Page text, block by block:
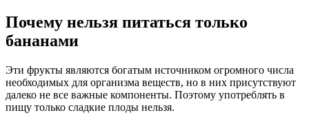
Почему нельзя питаться только
бананами
Эти фрукты являются богатым источником огромного числа
необходимых для организма веществ, но в них присутствуют
далеко не все важные компоненты. Поэтому употреблять в
пищу только сладкие плоды нельзя.